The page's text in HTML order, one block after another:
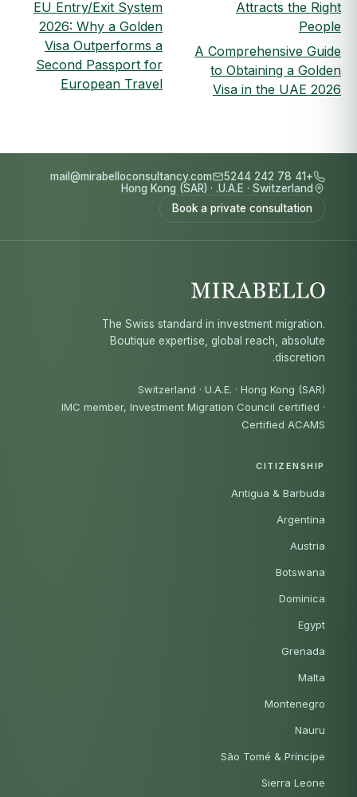
Attracts the Right
People
A Comprehensive Guide
to Obtaining a Golden
Visa in the UAE 2026
EU Entry/Exit System
2026: Why a Golden
Visa Outperforms a
Second Passport for
European Travel
+41 78 242 5244
mail@mirabelloconsultancy.com
Switzerland
·
U.A.E.
·
Hong Kong (SAR)
Book a private consultation
The Swiss standard in investment migration.
Boutique expertise, global reach, absolute
discretion.
Switzerland · U.A.E. · Hong Kong (SAR)
IMC member, Investment Migration Council certified ·
Certified ACAMS
CITIZENSHIP
Antigua & Barbuda
Argentina
Austria
Botswana
Dominica
Egypt
Grenada
Malta
Montenegro
Nauru
São Tomé & Príncipe
Sierra Leone